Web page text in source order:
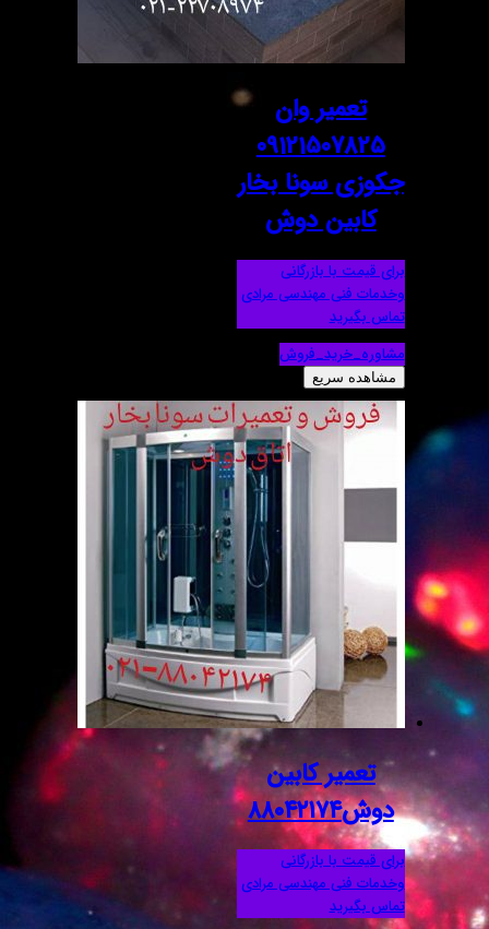
تعمیر وان
09121507825
جکوزی سونا بخار
کابین دوش
برای قیمت با بازرگانی
وخدمات فنی مهندسی مرادی
مشاوره_خرید_فروش
مشاهده سریع
تعمیر کابین
دوش۸۸۰۴۲۱۷۴
برای قیمت با بازرگانی
وخدمات فنی مهندسی مرادی
تماس بگیرید